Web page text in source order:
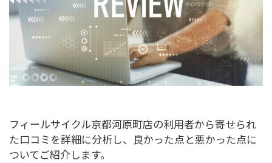
フィールサイクル京都河原町店の利用者から寄せられ
た口コミを詳細に分析し、良かった点と悪かった点に
ついてご紹介します。